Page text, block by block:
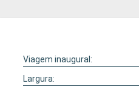
Viagem inaugural:
Largura: